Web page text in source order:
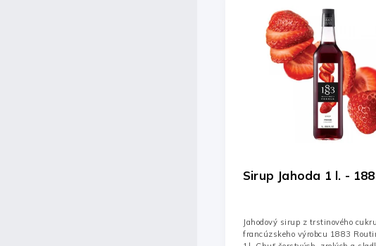
Sirup Žltý melón 1l -
Melónový sirup z trstinového
francúzskeho výrobcu 1883